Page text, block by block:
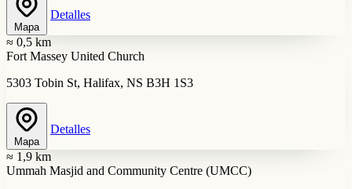
Mapa
Detalles
≈ 0,5 km
Fort Massey United Church
5303 Tobin St, Halifax, NS B3H 1S3
Mapa
Detalles
≈ 1,9 km
Ummah Masjid and Community Centre (UMCC)